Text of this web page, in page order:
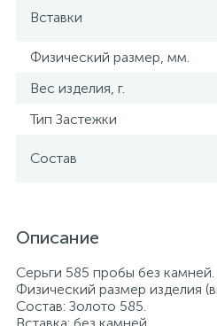
Вставки
Физический размер, мм.
Вес изделия, г.
Тип Застежки
Состав
Описание
Серьги 585 пробы без
Физический размер изделия
Состав: Золото 585.